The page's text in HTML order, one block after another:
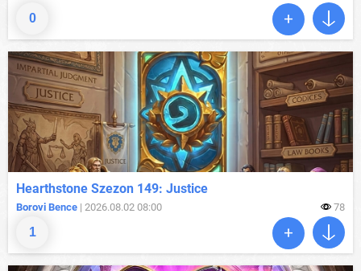
0
1
Hearthstone Szezon 149: Justice
Borovi Bence | 2026.08.02 08:00 78